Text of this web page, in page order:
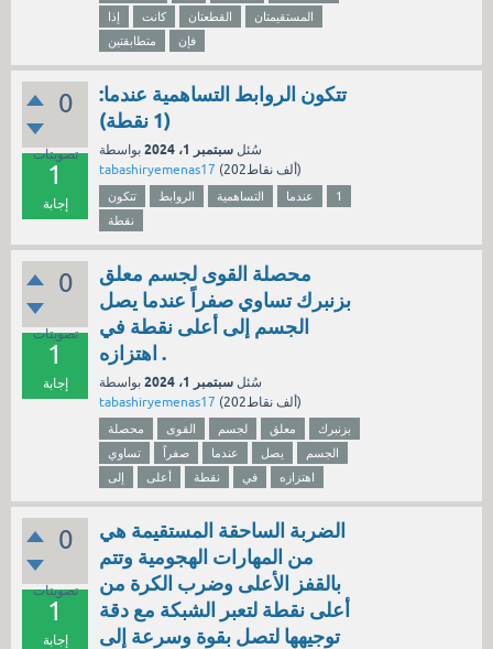
إذا
كانت القطعتان
المستقيمتان
متطابقتين
فإن
0
تصويتات
1
إجابة
تتكون الروابط التساهمية عندما:
(1 نقطة)
سُئل سبتمبر 1، 2024
بواسطة
tabashiryemenas17 ( 202ألف نقاط)
تتكون الروابط التساهمية عندما
1
نقطة
0
تصويتات
1
إجابة
محصلة القوى لجسم معلق
بزنبرك تساوي صفراً عندما يصل
الجسم إلى أعلى نقطة في
اهتزازه .
سُئل سبتمبر 1، 2024
بواسطة
tabashiryemenas17 ( 202ألف نقاط)
محصلة القوى لجسم معلق
بزنبرك
تساوي
صفراً عندما يصل
الجسم
إلى
أعلى نقطة في اهتزازه
0
تصويتات
1
إجابة
الضربة الساحقة المستقيمة هي
من المهارات الهجومية وتتم
بالقفز الأعلى وضرب الكرة من
أعلى نقطة لتعبر الشبكة مع دقة
توجيهها لتصل بقوة وسرعة إلى